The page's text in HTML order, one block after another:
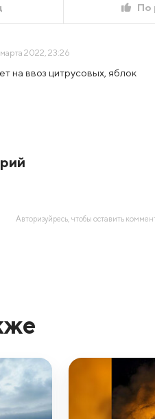
По
2022, 23:26
на ввоз цитрусовых, яблок
Авторизуйресь, чтобы оставить